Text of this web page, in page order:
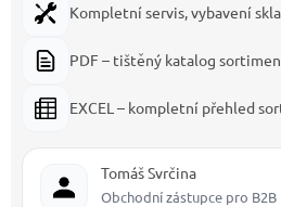
Kompletní servis, vybavení
PDF – tištěný katalog
EXCEL – kompletní přehled
Tomáš Svrčina
Obchodní zástupce pro B2B